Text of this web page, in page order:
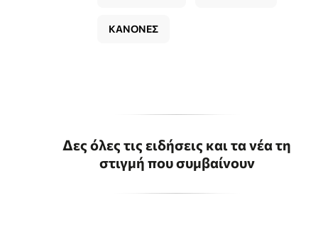
ΚΑΝΟΝΕΣ
Δες όλες τις ειδήσεις και τα νέα τη
στιγμή που συμβαίνουν